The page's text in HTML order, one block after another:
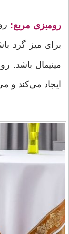
رومیزی مربع:
برای میز گرد
مینیمال باشد.
ایجاد می‌کند و